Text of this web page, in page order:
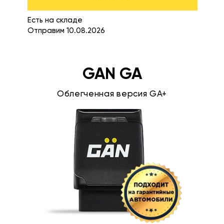
Есть на складе
Отправим 10.08.2026
GAN GA
Облегченная версия GA+